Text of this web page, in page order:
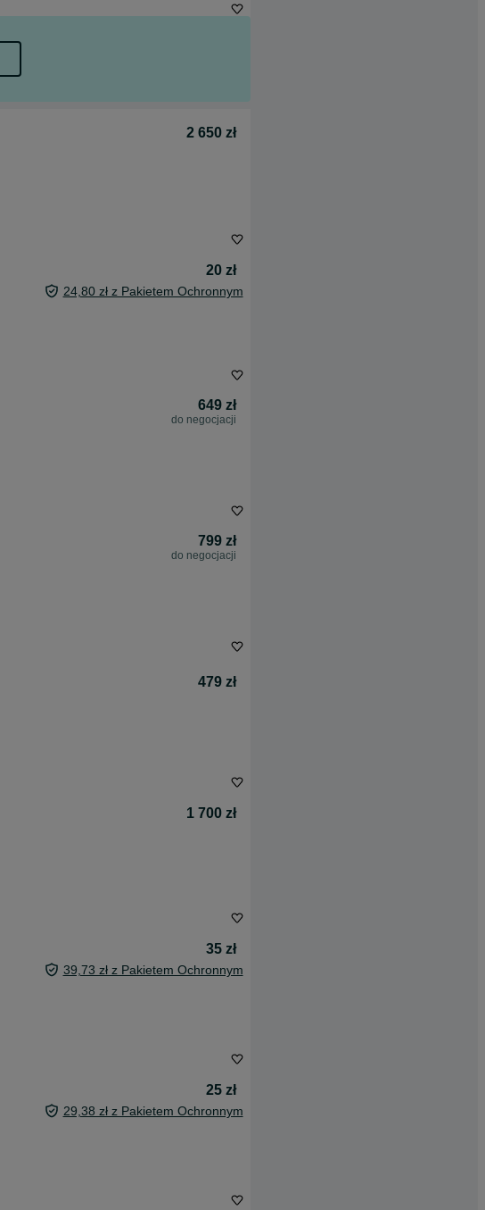
2 650 zł
20 zł
24,80 zł z Pakietem Ochronnym
649 zł
do negocjacji
799 zł
do negocjacji
479 zł
1 700 zł
35 zł
39,73 zł z Pakietem Ochronnym
25 zł
29,38 zł z Pakietem Ochronnym